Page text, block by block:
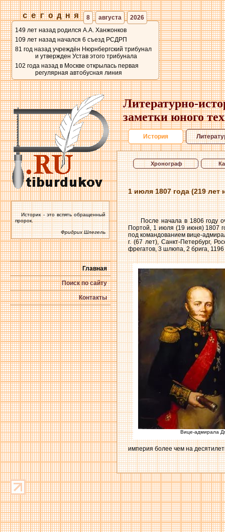
сегодня 8 августа
2026
149 лет назад родился А.А. Ханжонков
109 лет назад начался 6 съезд РСДРП
81 год назад учреждён Нюрнбергский трибунал
и утвержден Устав этого трибунала
102 года назад в Москве открылась первая
регулярная автобусная линия
Историк - это вспять обращенный
пророк.
Фридрих Шлегель
Главная
Поиск по сайту
Контакты
Литературно-
заметки юного
История
Хронограф
1 июля 1807 года (219 лет
После начала в 1806 году
Портой, 1 июля (19 июня) 1807
под командованием вице-
г. (67 лет), Санкт-Петербург,
фрегатов, 3 шлюпа, 2 брига,
Вице-адмирала
империя более чем на